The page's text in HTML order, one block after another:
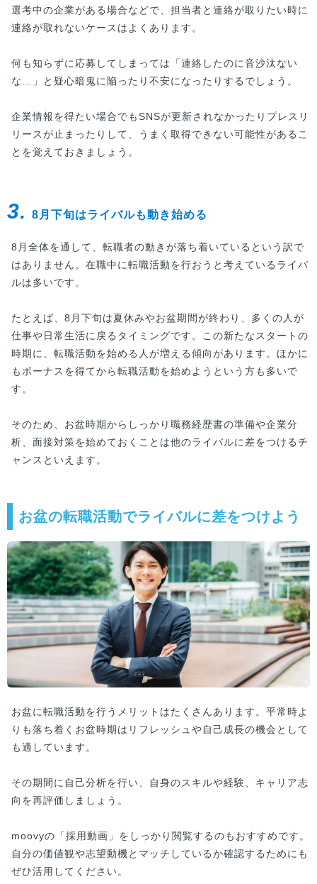
選考中の企業がある場合などで、担当者と連絡が取りたい時に
連絡が取れないケースはよくあります。
何も知らずに応募してしまっては「連絡したのに音沙汰ない
な…」と疑心暗鬼に陥ったり不安になったりするでしょう。
企業情報を得たい場合でもSNSが更新されなかったりプレスリ
リースが止まったりして、うまく取得できない可能性があるこ
とを覚えておきましょう。
3. 8月下旬はライバルも動き始める
8月全体を通して、転職者の動きが落ち着いているという訳で
はありません。在職中に転職活動を行おうと考えているライバ
ルは多いです。
たとえば、8月下旬は夏休みやお盆期間が終わり、多くの人が
仕事や日常生活に戻るタイミングです。この新たなスタートの
時期に、転職活動を始める人が増える傾向があります。ほかに
もボーナスを得てから転職活動を始めようという方も多いで
す。
そのため、お盆時期からしっかり職務経歴書の準備や企業分
析、面接対策を始めておくことは他のライバルに差をつけるチ
ャンスといえます。
お盆の転職活動でライバルに差をつけよう
お盆に転職活動を行うメリットはたくさんあります。平常時よ
りも落ち着くお盆時期はリフレッシュや自己成長の機会として
も適しています。
その期間に自己分析を行い、自身のスキルや経験、キャリア志
向を再評価しましょう。
moovyの「採用動画」をしっかり閲覧するのもおすすめです。
自分の価値観や志望動機とマッチしているか確認するためにも
ぜひ活用してください。